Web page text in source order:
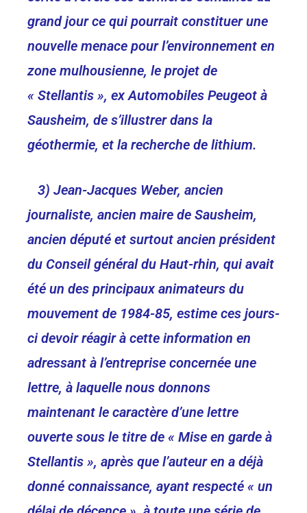
grand jour ce qui pourrait constituer une
nouvelle menace pour l’environnement en
zone mulhousienne, le projet de
« Stellantis », ex Automobiles Peugeot à
Sausheim, de s’illustrer dans la
géothermie, et la recherche de lithium.
3) Jean-Jacques Weber, ancien
journaliste, ancien maire de Sausheim,
ancien député et surtout ancien président
du Conseil général du Haut-rhin, qui avait
été un des principaux animateurs du
mouvement de 1984-85, estime ces jours-
ci devoir réagir à cette information en
adressant à l’entreprise concernée une
lettre, à laquelle nous donnons
maintenant le caractère d’une lettre
ouverte sous le titre de « Mise en garde à
Stellantis », après que l’auteur en a déjà
donné connaissance, ayant respecté « un